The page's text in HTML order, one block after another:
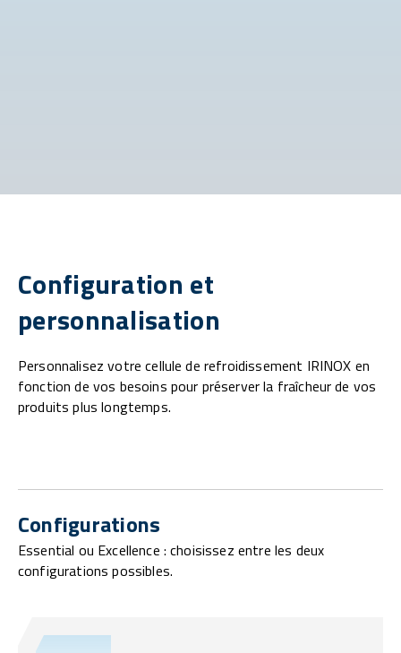
Configuration et
personnalisation
Personnalisez votre cellule de refroidissement IRINOX en
fonction de vos besoins pour préserver la fraîcheur de vos
produits plus longtemps.
Configurations
Essential ou Excellence : choisissez entre les deux
configurations possibles.